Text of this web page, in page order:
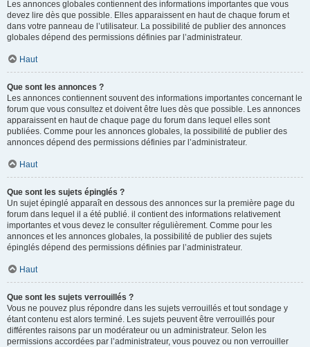
Les annonces globales contiennent des informations importantes que vous
devez lire dès que possible. Elles apparaissent en haut de chaque forum et
dans votre panneau de l’utilisateur. La possibilité de publier des annonces
globales dépend des permissions définies par l’administrateur.
Haut
Que sont les annonces ?
Les annonces contiennent souvent des informations importantes concernant le
forum que vous consultez et doivent être lues dès que possible. Les annonces
apparaissent en haut de chaque page du forum dans lequel elles sont
publiées. Comme pour les annonces globales, la possibilité de publier des
annonces dépend des permissions définies par l’administrateur.
Haut
Que sont les sujets épinglés ?
Un sujet épinglé apparaît en dessous des annonces sur la première page du
forum dans lequel il a été publié. il contient des informations relativement
importantes et vous devez le consulter régulièrement. Comme pour les
annonces et les annonces globales, la possibilité de publier des sujets
épinglés dépend des permissions définies par l’administrateur.
Haut
Que sont les sujets verrouillés ?
Vous ne pouvez plus répondre dans les sujets verrouillés et tout sondage y
étant contenu est alors terminé. Les sujets peuvent être verrouillés pour
différentes raisons par un modérateur ou un administrateur. Selon les
permissions accordées par l’administrateur, vous pouvez ou non verrouiller